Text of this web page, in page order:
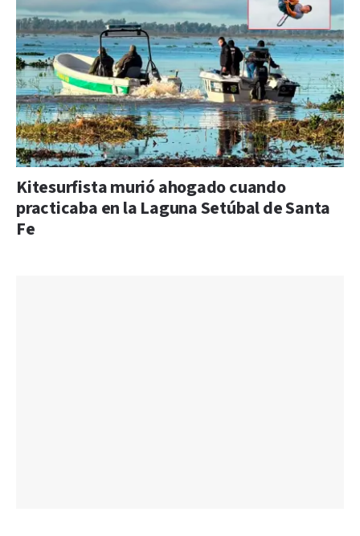
Kitesurfista murió ahogado cuando
practicaba en la Laguna Setúbal de Santa
Fe